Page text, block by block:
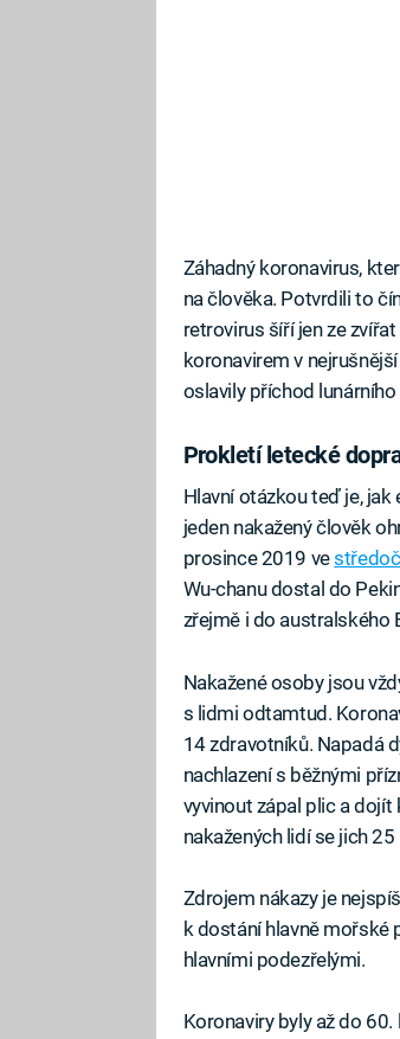
Záhadný koronavirus,
na člověka. Potvrdili to
retrovirus šíří jen ze
koronavirem v
oslavily příchod
Prokletí letecké
Hlavní otázkou teď je,
jeden nakažený člověk
prosince 2019 ve
Wu-chanu dostal do
zřejmě i do australského
Nakažené osoby jsou
s lidmi odtamtud.
14 zdravotníků. Napadá
nachlazení s běžnými
vyvinout zápal plic a dojít
nakažených lidí se jich 25
Zdrojem nákazy je
k dostání hlavně mořské
hlavními podezřelými.
Koronaviry byly až do